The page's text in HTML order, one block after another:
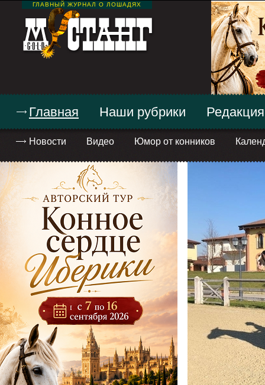
ГЛАВНЫЙ ЖУРНАЛ О ЛОШАДЯХ
Главная
Новости Видео Юмор от конников
Наши рубрики Редакция